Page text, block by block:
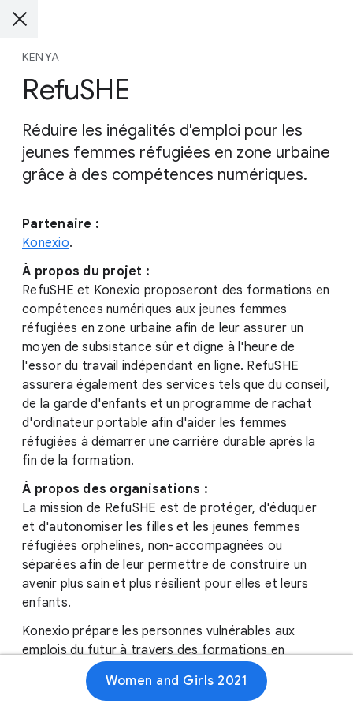
KENYA
RefuSHE
Réduire les inégalités d'emploi pour les
jeunes femmes réfugiées en zone urbaine
grâce à des compétences numériques.
Partenaire :
Konexio.
À propos du projet :
RefuSHE et Konexio proposeront des formations en
compétences numériques aux jeunes femmes
réfugiées en zone urbaine afin de leur assurer un
moyen de subsistance sûr et digne à l'heure de
l'essor du travail indépendant en ligne. RefuSHE
assurera également des services tels que du conseil,
de la garde d'enfants et un programme de rachat
d'ordinateur portable afin d'aider les femmes
réfugiées à démarrer une carrière durable après la
fin de la formation.
À propos des organisations :
La mission de RefuSHE est de protéger, d'éduquer
et d'autonomiser les filles et les jeunes femmes
réfugiées orphelines, non-accompagnées ou
séparées afin de leur permettre de construire un
avenir plus sain et plus résilient pour elles et leurs
enfants.
Konexio prépare les personnes vulnérables aux
emplois du futur à travers des formations en
compétences numériques et un accès facilité à des
postes qui leur permettent d'assurer leur
Women and Girls 2021